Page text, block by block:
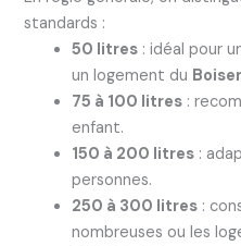
standards :
50 litres: idéal pour
un logement du
75 à 100 litres:
enfant.
150 à 200 litres:
personnes.
250 à 300 litres:
nombreuses ou les